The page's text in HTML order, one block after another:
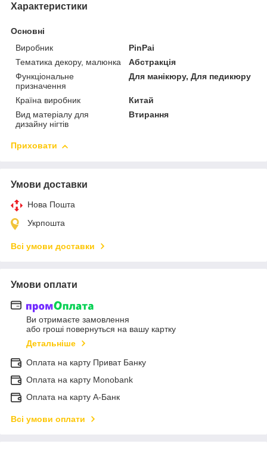
Характеристики
Основні
Виробник
PinPai
Тематика декору, малюнка
Абстракція
Функціональне
призначення
Для манікюру, Для педикюру
Країна виробник
Китай
Вид матеріалу для
дизайну нігтів
Втирання
Приховати
Умови доставки
Нова Пошта
Укрпошта
Всі умови доставки
Умови оплати
Ви отримаєте замовлення
або гроші повернуться на вашу картку
Детальніше
Оплата на карту Приват Банку
Оплата на карту Monobank
Оплата на карту А-Банк
Всі умови оплати